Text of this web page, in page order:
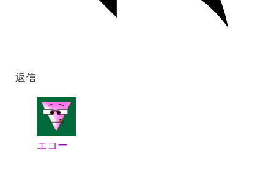
返信
エコー